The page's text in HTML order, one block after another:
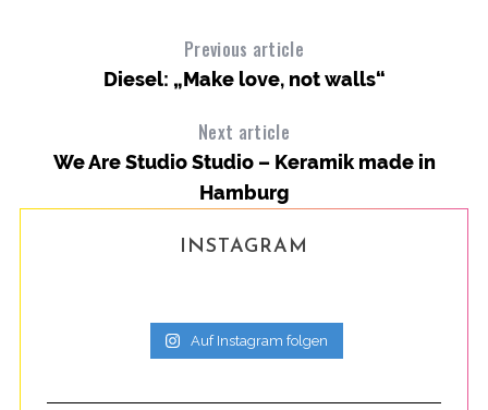
Previous article
Diesel: „Make love, not walls“
Next article
We Are Studio Studio – Keramik made in
Hamburg
INSTAGRAM
Auf Instagram folgen